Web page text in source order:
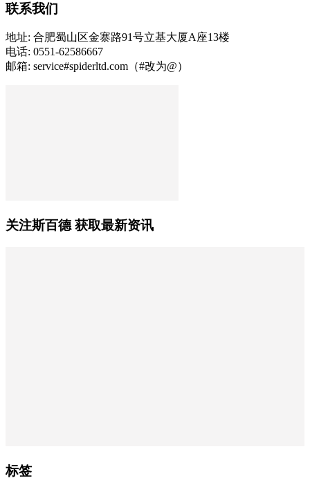
联系我们
地址: 合肥蜀山区金寨路91号立基大厦A座13楼
电话: 0551-62586667
邮箱: service#spiderltd.com（#改为@）
关注斯百德 获取最新资讯
标签